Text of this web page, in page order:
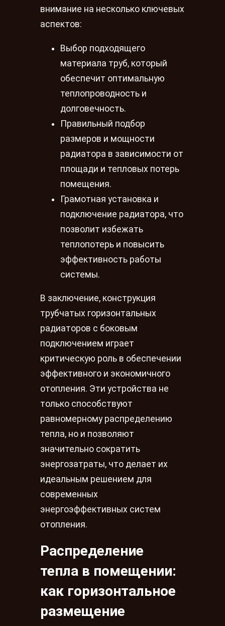
внимание на несколько ключевых
аспектов:
Выбор подходящего
материала труб, который
обеспечит оптимальную
теплопроводность и
долговечность.
Правильный подбор
размеров и мощности
радиатора в зависимости от
площади и тепловых потерь
помещения.
Грамотная установка и
подключение радиатора, что
позволит избежать
теплопотерь и повысить
эффективность работы
системы.
В заключение, конструкция
трубчатых горизонтальных
радиаторов с боковым
подключением играет
критическую роль в обеспечении
эффективного и экономичного
отопления. Эти устройства не
только способствуют
равномерному распределению
тепла, но и позволяют
значительно сократить
энергозатраты, что делает их
идеальным решением для
современных
энергоэффективных систем
отопления.
Распределение
тепла в помещении:
как горизонтальное
размещение